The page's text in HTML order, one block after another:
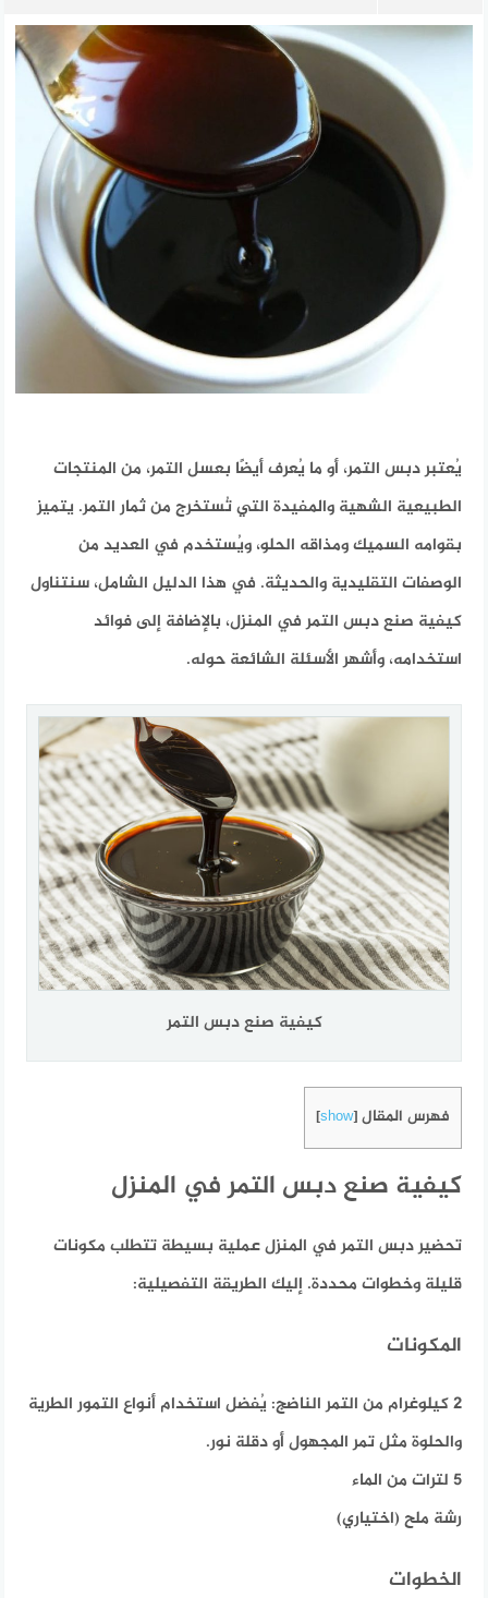
يُعتبر دبس التمر، أو ما يُعرف أيضًا بعسل التمر، من المنتجات
الطبيعية الشهية والمفيدة التي تُستخرج من ثمار التمر. يتميز
بقوامه السميك ومذاقه الحلو، ويُستخدم في العديد من
الوصفات التقليدية والحديثة. في هذا الدليل الشامل، سنتناول
كيفية صنع دبس التمر في المنزل، بالإضافة إلى فوائد
استخدامه، وأشهر الأسئلة الشائعة حوله.​
كيفية صنع دبس التمر
فهرس المقال [
show
]
كيفية صنع دبس التمر في المنزل
تحضير دبس التمر في المنزل عملية بسيطة تتطلب مكونات
قليلة وخطوات محددة.إليك الطريقة التفصيلية:​
المكونات
2 كيلوغرام من التمر الناضج: يُفضل استخدام أنواع التمور الطرية
والحلوة مثل تمر المجهول أو دقلة نور.​
5 لترات من الماء​
رشة ملح (اختياري)​
الخطوات